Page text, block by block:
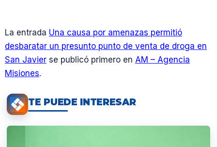
La entrada Una causa por amenazas permitió
desbaratar un presunto punto de venta de droga en
San Javier se publicó primero en AM – Agencia
Misiones.
TE PUEDE INTERESAR